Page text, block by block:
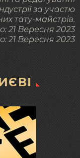
за участю
тату-майстрів.
21 Вересня 2023
21 Вересня 2023